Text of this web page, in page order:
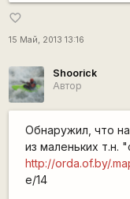
favorite_border
15 Май, 2013 13:16
Shoorick
Автор
Обнаружил, что
из маленьких т.н.
http://orda.of.by/
e/14